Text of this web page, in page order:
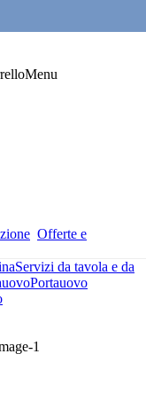
Menu
Offerte e
Servizi da tavola e da
Portauovo